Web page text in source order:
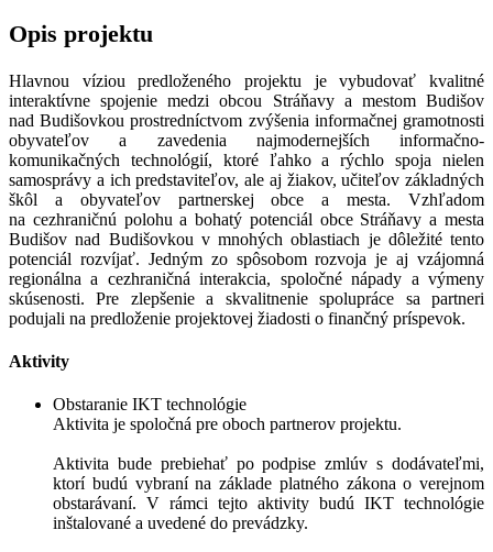
Opis projektu
Hlavnou víziou predloženého projektu je vybudovať kvalitné
interaktívne spojenie medzi obcou Stráňavy a mestom Budišov
nad Budišovkou prostredníctvom zvýšenia informačnej gramotnosti
obyvateľov a zavedenia najmodernejších informačno-
komunikačných technológií, ktoré ľahko a rýchlo spoja nielen
samosprávy a ich predstaviteľov, ale aj žiakov, učiteľov základných
škôl a obyvateľov partnerskej obce a mesta. Vzhľadom
na cezhraničnú polohu a bohatý potenciál obce Stráňavy a mesta
Budišov nad Budišovkou v mnohých oblastiach je dôležité tento
potenciál rozvíjať. Jedným zo spôsobom rozvoja je aj vzájomná
regionálna a cezhraničná interakcia, spoločné nápady a výmeny
skúsenosti. Pre zlepšenie a skvalitnenie spolupráce sa partneri
podujali na predloženie projektovej žiadosti o finančný príspevok.
Aktivity
Obstaranie IKT technológie
Aktivita je spoločná pre oboch partnerov projektu.
Aktivita bude prebiehať po podpise zmlúv s dodávateľmi,
ktorí budú vybraní na základe platného zákona o verejnom
obstarávaní. V rámci tejto aktivity budú IKT technológie
inštalované a uvedené do prevádzky.